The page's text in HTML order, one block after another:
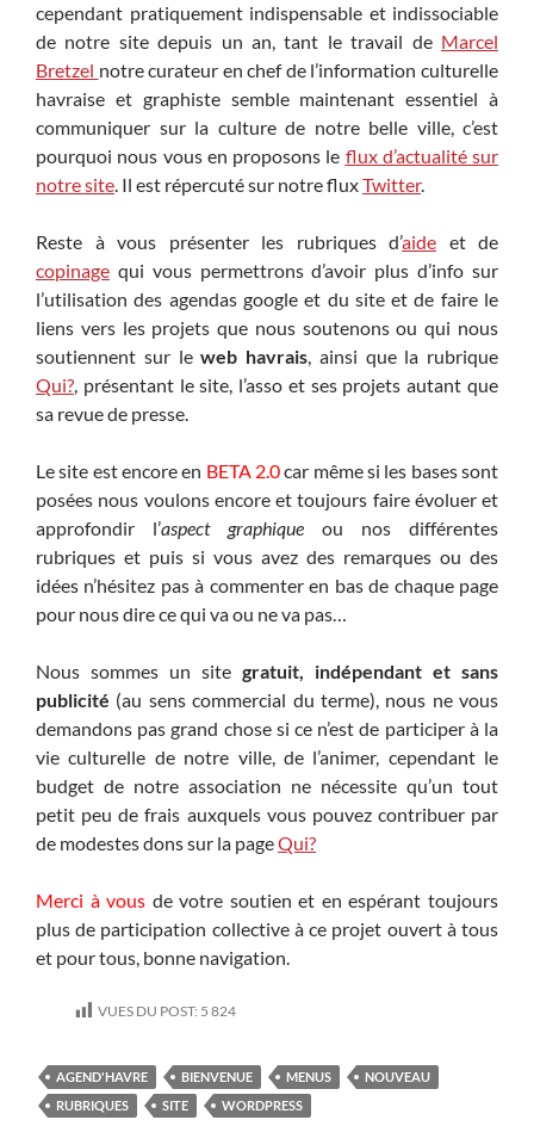
cependant pratiquement indispensable et indissociable
de notre site depuis un an, tant le travail de Marcel
Bretzel notre curateur en chef de l’information culturelle
havraise et graphiste semble maintenant essentiel à
communiquer sur la culture de notre belle ville, c’est
pourquoi nous vous en proposons le flux d’actualité sur
notre site. Il est répercuté sur notre fluxTwitter.
Reste à vous présenter les rubriques d’aide et de
copinage qui vous permettrons d’avoir plus d’info sur
l’utilisation des agendas google et du site et de faire le
liens vers les projets que nous soutenons ou qui nous
soutiennent sur leweb havrais, ainsi que la rubrique
Qui?, présentant le site, l’asso et ses projets autant que
sa revue de presse.
Le site est encore en BETA 2.0car même si les bases sont
posées nous voulons encore et toujours faire évoluer et
approfondir l’aspect graphique ou nos différentes
rubriques et puis si vous avez des remarques ou des
idées n’hésitez pas à commenter en bas de chaque page
pour nous dire ce qui va ou ne va pas…
Nous sommes un site gratuit, indépendant et sans
publicité (au sens commercial du terme), nous ne vous
demandons pas grand chose si ce n’est de participer à la
vie culturelle de notre ville, de l’animer, cependant le
budget de notre association ne nécessite qu’un tout
petit peu de frais auxquels vous pouvez contribuer par
de modestes dons sur la pageQui?
Merci à vous de votre soutien et en espérant toujours
plus de participation collective à ce projet ouvert à tous
et pour tous, bonne navigation.
VUES DU POST: 5 824
AGEND'HAVRE BIENVENUE MENUS
NOUVEAU
RUBRIQUES
SITE WORDPRESS